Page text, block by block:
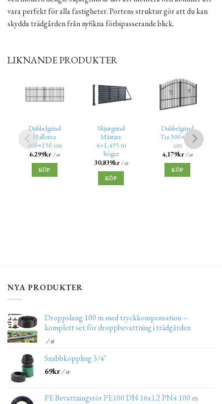
vara perfekt för alla fastigheter. Portens struktur gör att du kan
skydda trädgården från nyfikna förbipasserande blick.
LIKNANDE PRODUKTER
Dubbelgrind
Mallorca
400×150 cm
6,299kr/ st
KÖP
Skjutgrind
Mästare
4×1,495 m
höger
30,839kr/ st
KÖP
Dubbelgrind
Tia 300×150
cm
4,179kr / st
KÖP
NYA PRODUKTER
Droppslang 100 m med tryckkompensation –
komplett set för droppbevattning i trädgården
/ st
Snabbkoppling 3/4"
69kr/ st
PE Bevattningsrör PE100 DN 16x1.2 PN4 100 m